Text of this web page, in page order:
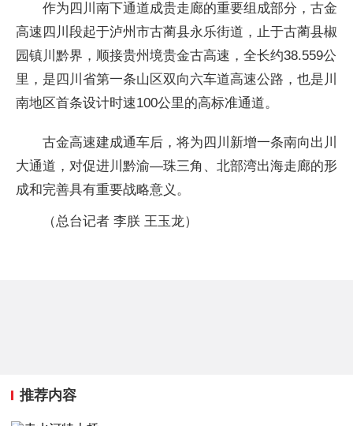
作为四川南下通道成贵走廊的重要组成部分，古金
高速四川段起于泸州市古蔺县永乐街道，止于古蔺县椒
园镇川黔界，顺接贵州境贵金古高速，全长约38.559公
里，是四川省第一条山区双向六车道高速公路，也是川
南地区首条设计时速100公里的高标准通道。
古金高速建成通车后，将为四川新增一条南向出川
大通道，对促进川黔渝—珠三角、北部湾出海走廊的形
成和完善具有重要战略意义。
（总台记者 李朕 王玉龙）
推荐内容